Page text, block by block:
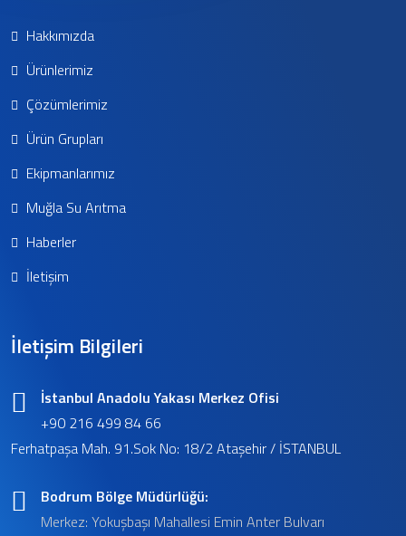
Hakkımızda
Ürünlerimiz
Çözümlerimiz
Ürün Grupları
Ekipmanlarımız
Muğla Su Arıtma
Haberler
İletişim
İletişim Bilgileri
İstanbul Anadolu Yakası Merkez Ofisi
+90 216 499 84 66
Ferhatpaşa Mah. 91.Sok No: 18/2 Ataşehir / İSTANBUL
Bodrum Bölge Müdürlüğü:
Merkez: Yokuşbaşı Mahallesi Emin Anter Bulvarı